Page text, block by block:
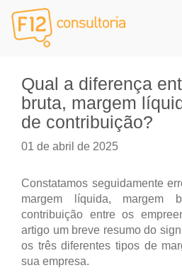
Qual a diferença
bruta, margem
de contribuição?
01 de abril de 2025
Constatamos seguidamente
margem líquida, margem
contribuição entre os
artigo um breve resumo do
os três diferentes tipos de
sua empresa.